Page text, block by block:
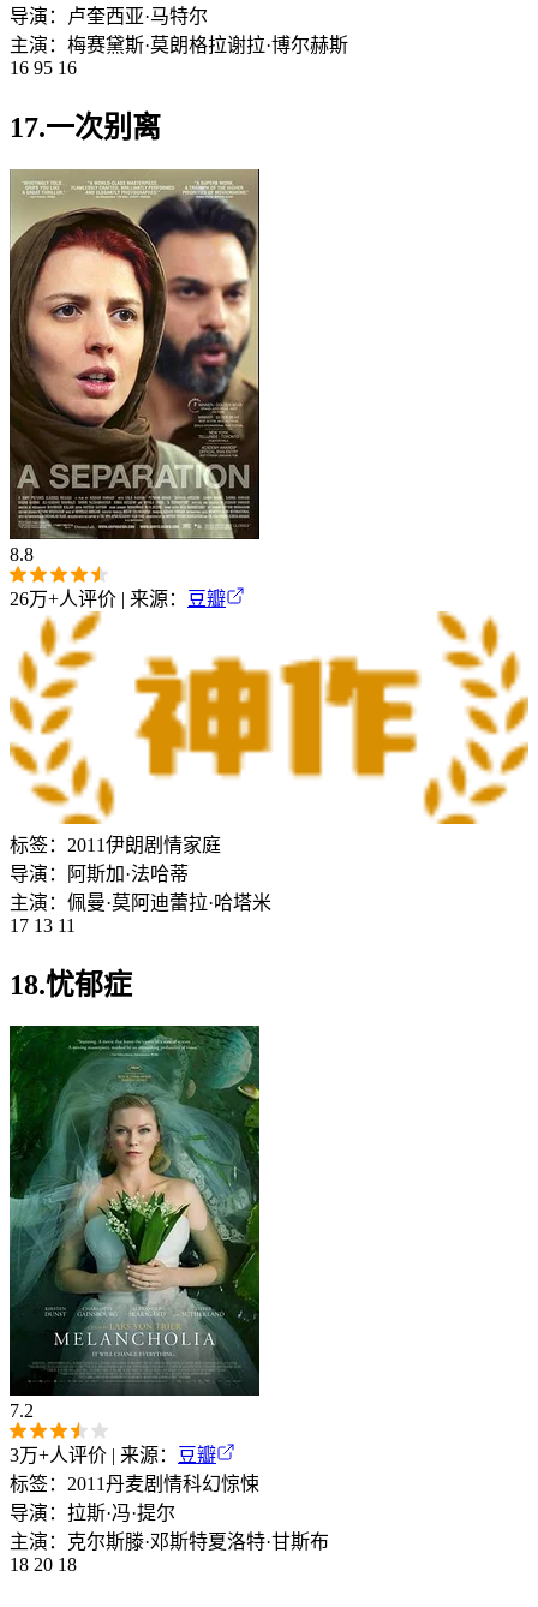
导演：
卢奎西亚·马特尔
主演： 梅赛黛斯·莫朗格拉谢拉·博尔赫斯
16 95 16
17.一次别离
8.8
26万+人评价 | 来源： 豆瓣
标签： 2011伊朗剧情家庭
导演：
阿斯加·法哈蒂
主演： 佩曼·莫阿迪蕾拉·哈塔米
17 13 11
18.忧郁症
7.2
3万+人评价 | 来源：
豆瓣
标签： 2011丹麦剧情科幻惊悚
导演： 拉斯·冯·提尔
主演： 克尔斯滕·邓斯特夏洛特·甘斯布
18 20 18